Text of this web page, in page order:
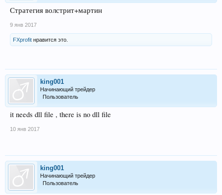
Стратегия волстрит+мартин
9 янв 2017
FXprofit нравится это.
king001
Начинающий трейдер
Пользователь
it needs dll file , there is no dll file
10 янв 2017
king001
Начинающий трейдер
Пользователь